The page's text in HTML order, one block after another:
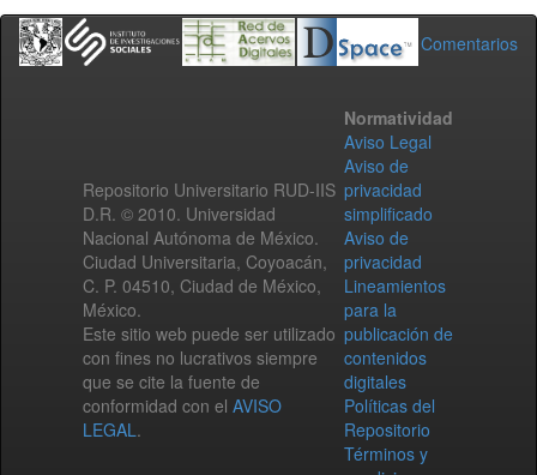
Comentarios
Repositorio Universitario RUD-IIS
D.R. © 2010. Universidad
Nacional Autónoma de México.
Ciudad Universitaria, Coyoacán,
C. P. 04510, Ciudad de México,
México.
Este sitio web puede ser utilizado
con fines no lucrativos siempre
que se cite la fuente de
conformidad con el AVISO
LEGAL.
Normatividad
Aviso Legal
Aviso de
privacidad
simplificado
Aviso de
privacidad
Lineamientos
para la
publicación de
contenidos
digitales
Políticas del
Repositorio
Términos y